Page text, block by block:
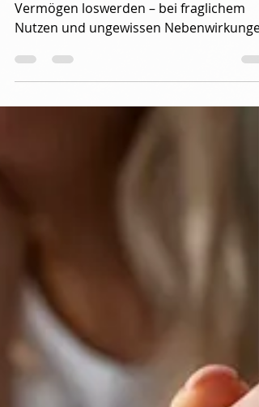
2. Feb.
Für Anti-Aging-Produkte kann man ein
zutage, uns auch in höherem Alter
und vital zu halten. „Ich möchte mit dir alt
werden“, so heißt es auf einer witzigen
Postkarte, die ein betagtes Paar beim
gemächlichen Spaziergang auf einem
Feldweg zeigt,